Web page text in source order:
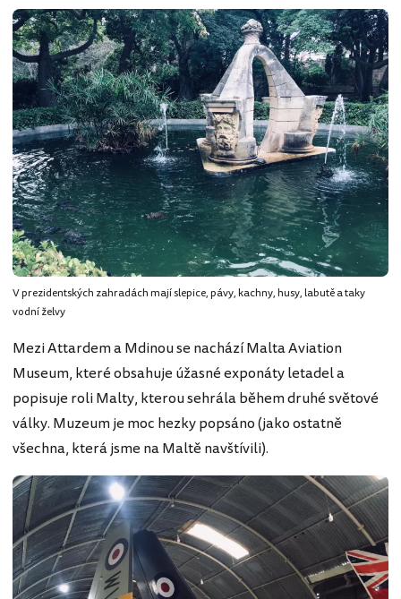
V prezidentských zahradách mají slepice, pávy, kachny, husy, labutě a taky
vodní želvy
Mezi Attardem a Mdinou se nachází Malta Aviation
Museum, které obsahuje úžasné exponáty letadel a
popisuje roli Malty, kterou sehrála během druhé světové
války. Muzeum je moc hezky popsáno (jako ostatně
všechna, která jsme na Maltě navštívili).